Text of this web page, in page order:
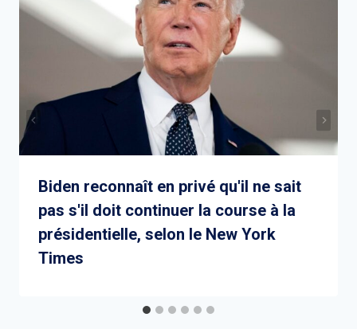
Biden reconnaît en privé qu'il ne sait
pas s'il doit continuer la course à la
présidentielle, selon le New York
Times